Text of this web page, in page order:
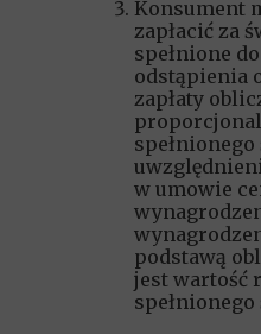
Konsument
zapłacić za
spełnione
odstąpienia
zapłaty
w umowie
podstawą
jest wartość